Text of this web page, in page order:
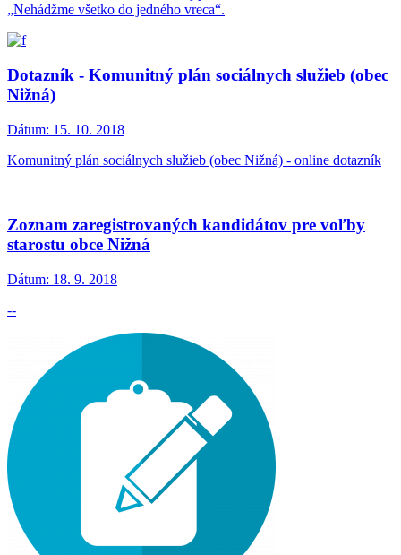
„Nehádžme všetko do jedného vreca“.
Dotazník - Komunitný plán sociálnych služieb (obec
Nižná)
Dátum: 15. 10. 2018
Komunitný plán sociálnych služieb (obec Nižná) - online dotazník
Zoznam zaregistrovaných kandidátov pre voľby
starostu obce Nižná
Dátum: 18. 9. 2018
--